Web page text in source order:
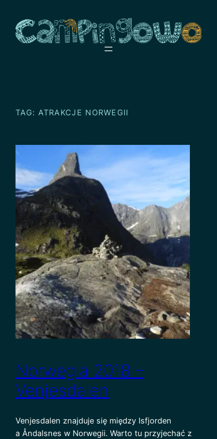
treści
TAG: ATRAKCJE NORWEGII
Norwegia 2018 –
Venjesdalen
Venjesdalen znajduje się między Isfjorden
a Åndalsnes w Norwegii. Warto tu przyjechać z